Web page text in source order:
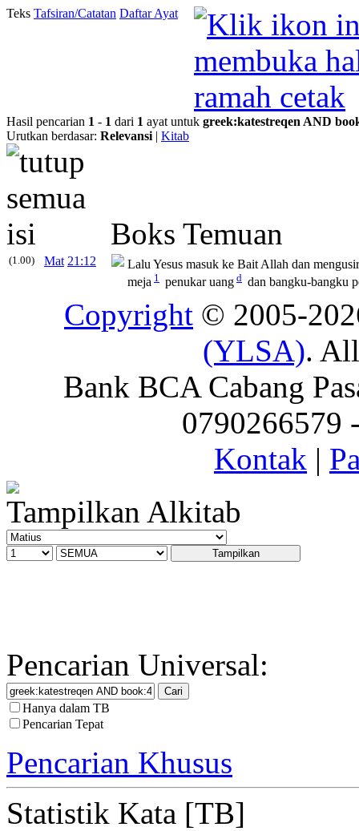
Teks Tafsiran/Catatan Daftar Ayat
Hasil pencarian 1 - 1 dari 1 ayat untuk greek:katestreqen AND
Urutkan berdasar: Relevansi | Kitab
Boks Temuan
(1.00) Mat 21:12
Lalu Yesus masuk ke Bait Allah dan
meja 1 penukar uang d dan bangku-bangku
Copyright © 2005-
(YLSA).
Bank BCA Cabang
0790266579
Kontak |
Tampilkan Alkitab
Pencarian Universal:
Hanya dalam TB
Pencarian Tepat
Pencarian Khusus
Statistik Kata [TB]